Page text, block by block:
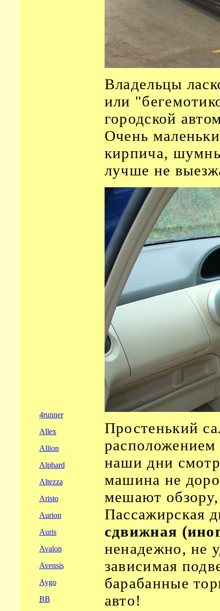
4runner
Allex
Allion
Alphard
Altezza
Aristo
Aurion
Auris
Avalon
Avensis
Aygo
BB
Владельцы
или
городской
Очень
кирпича,
лучше не
Простенький
расположением
наши дни
машина не
мешают
Пассажирская
сдвижная
ненадежно, не
зависимая
барабанные
авто!